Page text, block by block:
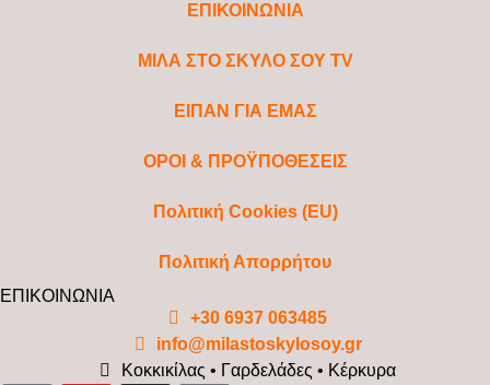
ΕΠΙΚΟΙΝΩΝΙΑ
ΜΙΛΑ ΣΤΟ ΣΚΥΛΟ ΣΟΥ TV
ΕΙΠΑΝ ΓΙΑ ΕΜΑΣ
ΟΡΟΙ & ΠΡΟΫΠΟΘΕΣΕΙΣ
Πολιτική Cookies (EU)
Πολιτική Απορρήτου
ΕΠΙΚΟΙΝΩΝΙΑ
+30 6937 063485
info@milastoskylosoy.gr
Κοκκικίλας • Γαρδελάδες • Κέρκυρα